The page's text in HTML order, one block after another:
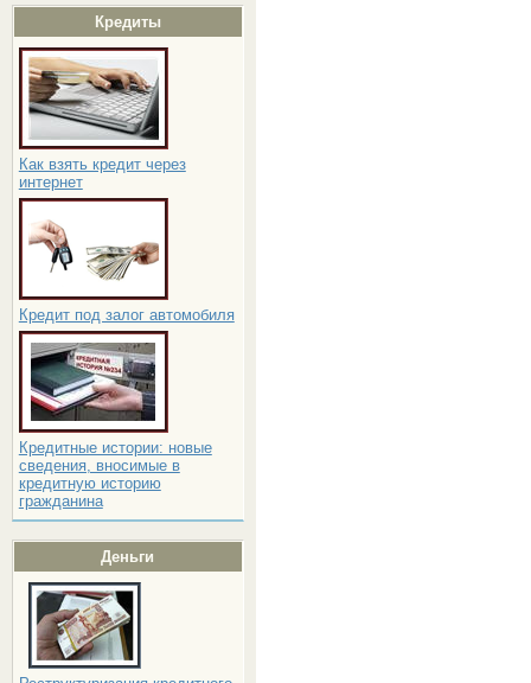
Кредиты
Как взять кредит через
интернет
Кредит под залог автомобиля
Кредитные истории: новые
сведения, вносимые в
кредитную историю
гражданина
Деньги